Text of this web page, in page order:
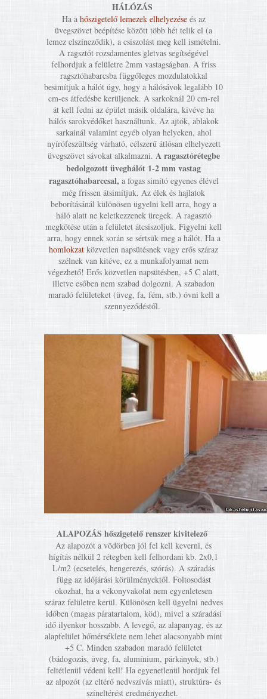
HÁLÓZÁS
Ha a hőszigetelő lemezek elhelyezéseés az
üvegszövet beépítése között több hét telik el (a
lemez elszíneződik), a csiszolást meg kell ismételni.
A ragsztót rozsdamentes gletvas segítségével
felhordjuk a felületre 2mm vastagságban. A friss
ragsztóhabarcsba függőleges mozdulatokkal
besimítjuk a hálót úgy, hogy a hálósávok legalább 10
cm-es átfedésbe kerüljenek. A sarkoknál 20 cm-rel
át kell fedni az épület másik oldalára, kivéve ha
hálós sarokvédőket használtunk. Az ajtók, ablakok
sarkainál valamint egyéb olyan helyeken, ahol
nyírófeszültség várható, célszerű átlósan elhelyezett
üvegszövet sávokat alkalmazni. A ragasztórétegbe
bedolgozott üveghálót 1-2 mm vastag
ragasztóhabarccsal, a fogas simító egyenes élével
még frissen átsimítjuk. Az élek és hajlatok
beborításánál különösen ügyelni kell arra, hogy a
háló alatt ne keletkezzenek üregek. A ragasztó
megkötése után a felületet átcsiszoljuk. Figyelni kell
arra, hogy ennek során se sértsük meg a hálót. Ha a
homlokzat közvetlen napsütésnek vagy erős száraz
szélnek van kitéve, ez a munkafolyamat nem
végezhető! Erős közvetlen napsütésben, +5 C alatt,
illetve esőben nem szabad dolgozni. A szabadon
maradó felületeket (üveg, fa, fém, stb.) óvni kell a
szennyeződéstől.
ALAPOZÁS hőszigetelő renszer kivitelező
Az alapozót a vödörben jól fel kell keverni, és
hígítás nélkül 2 rétegben kell felhordani kb. 2x0,1
L/m2 (ecsetelés, hengerezés, szórás). A száradás
függ az időjárási körülményektől. Foltosodást
okozhat, ha a vékonyvakolat nem egyenletesen
száraz felületre kerül. Különösen kell ügyelni nedves
időben (magas páratartalom, köd), mivel a száradási
idő ilyenkor hosszabb. A levegő, az alapanyag, és az
alapfelület hőmérséklete nem lehet alacsonyabb mint
+5 C. Minden szabadon maradó felületet
(bádogozás, üveg, fa, alumínium, párkányok, stb.)
feltétlenül védeni kell! Ha egyenetlenül hordjuk fel
az alpozót (az eltérő nedvszívás miatt), struktúra- és
színeltérést eredményezhet.